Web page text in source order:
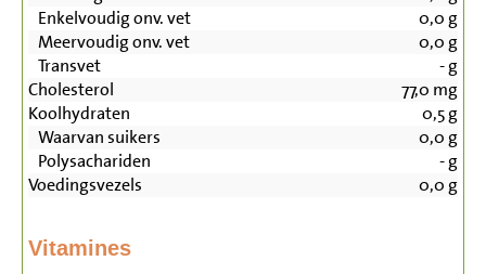
Enkelvoudig onv. vet
0,0 g
Meervoudig onv. vet
0,0 g
Transvet
-g
Cholesterol
77,0 mg
Koolhydraten
0,5g
Waarvan suikers
0,0 g
Polysachariden
-g
Voedingsvezels
0,0 g
Vitamines